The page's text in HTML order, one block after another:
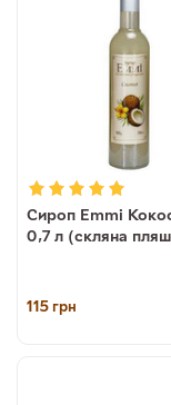
Сироп Emmi
0,7 л (скляна
115грн